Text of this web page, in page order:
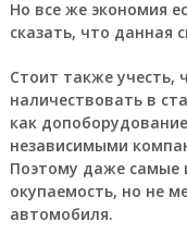
Но все же экономия
сказать, что данная
Стоит также учесть,
наличествовать в
как
независимыми
Поэтому даже самые
окупаемость, но не
автомобиля.